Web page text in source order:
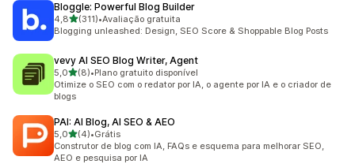
Bloggle: Powerful Blog Builder
4,8de 5 estrelas
(311)
311 avaliações ao todo
•Avaliação gratuita
Blogging unleashed: Design, SEO Score & Shoppable Blog Posts
vevy AI SEO Blog Writer, Agent
5,0de 5 estrelas
(8)
8 avaliações ao todo
•Plano gratuito disponível
Otimize o SEO com o redator por IA, o agente por IA e o criador de
blogs
PAI: AI Blog, AI SEO & AEO
5,0de 5 estrelas
(4)
4 avaliações ao todo
•Grátis
Construtor de blog com IA, FAQs e esquema para melhorar SEO,
AEO e pesquisa por IA